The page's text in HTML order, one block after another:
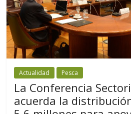
Actualidad Pesca
La Conferencia
acuerda la